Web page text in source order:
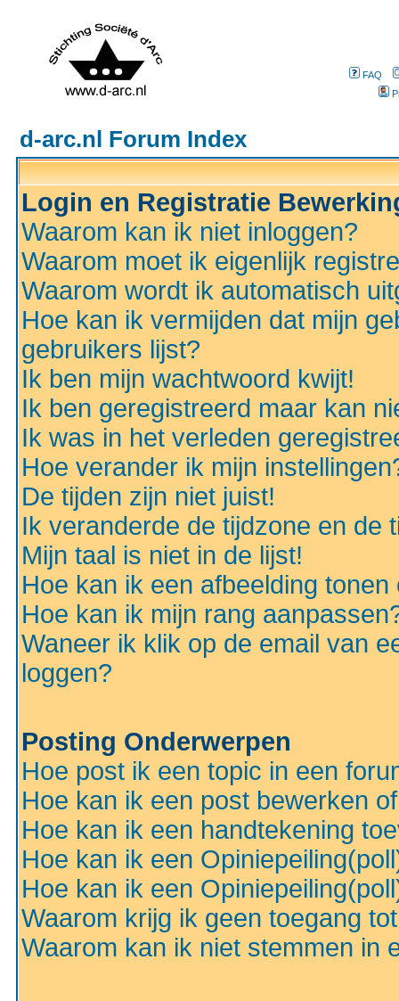
FAQ
d-arc.nl Forum Index
Login en Registratie
Waarom kan ik niet inloggen?
Waarom moet ik eigenlijk
Waarom wordt ik automatisch
Hoe kan ik vermijden dat mijn
gebruikers lijst?
Ik ben mijn wachtwoord kwijt!
Ik ben geregistreerd maar kan
Ik was in het verleden
Hoe verander ik mijn
De tijden zijn niet juist!
Ik veranderde de tijdzone en de
Mijn taal is niet in de lijst!
Hoe kan ik een afbeelding
Hoe kan ik mijn rang
Waneer ik klik op de email van
loggen?
Posting Onderwerpen
Hoe post ik een topic in een
Hoe kan ik een post bewerken
Hoe kan ik een handtekening
Hoe kan ik een
Hoe kan ik een
Waarom krijg ik geen toegang
Waarom kan ik niet stemmen in